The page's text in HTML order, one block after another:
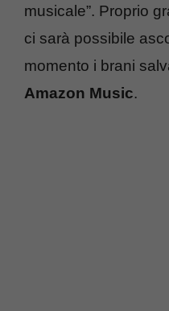
musicale”. Proprio
ci sarà possibile
momento i brani
Amazon Music.